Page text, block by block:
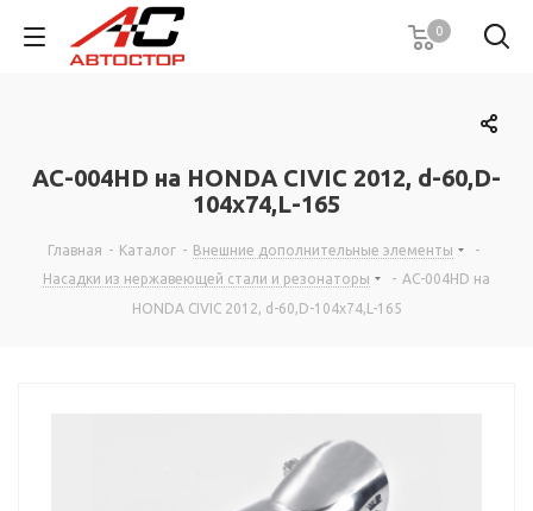
0
AC-004HD на HONDA CIVIC 2012, d-60,D-
104x74,L-165
Главная - Каталог - Внешние дополнительные элементы
-
Насадки из нержавеющей стали и резонаторы
- AC-004HD на
HONDA CIVIC 2012, d-60,D-104x74,L-165